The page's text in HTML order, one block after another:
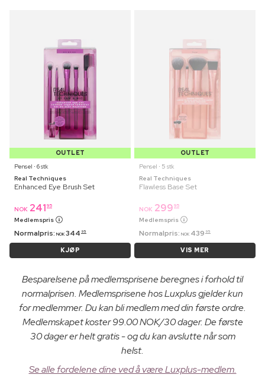
OUTLET
Pensel ⋅ 6 stk
Real Techniques
Enhanced Eye Brush Set
NOK 241 95
Medlemspris
Normalpris: NOK 344 95
KJØP
OUTLET
Pensel ⋅ 5 stk
Real Techniques
Flawless Base Set
NOK 299 95
Medlemspris
Normalpris: NOK 439 95
VIS MER
Besparelsene på medlemsprisene beregnes i forhold til
normalprisen. Medlemsprisene hos Luxplus gjelder kun
for medlemmer. Du kan bli medlem med din første ordre.
Medlemskapet koster 99.00 NOK/30 dager. De første
30 dager er helt gratis - og du kan avslutte når som
helst.
Se alle fordelene dine ved å være Luxplus-medlem.